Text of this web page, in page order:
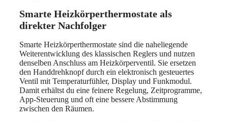
Smarte Heizkörperthermostate als
direkter Nachfolger
Smarte Heizkörperthermostate sind die naheliegende
Weiterentwicklung des klassischen Reglers und nutzen
denselben Anschluss am Heizkörperventil. Sie ersetzen
den Handdrehknopf durch ein elektronisch gesteuertes
Ventil mit Temperaturfühler, Display und Funkmodul.
Damit erhältst du eine feinere Regelung, Zeitprogramme,
App-Steuerung und oft eine bessere Abstimmung
zwischen den Räumen.